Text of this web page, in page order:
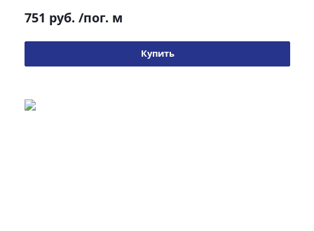
751 руб. /пог. м
Купить